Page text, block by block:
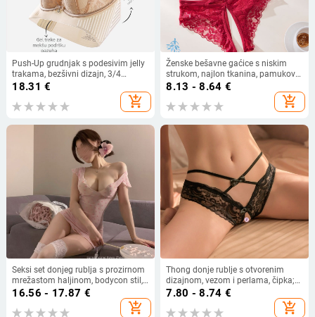
Push-Up grudnjak s podesivim jelly
trakama, bezšivni dizajn, 3/4
košarica, bez metalnih obruča,
18.31 €
add_shopping_cart
Ženske bešavne gaćice s niskim
strukom, najlon tkanina, pamukova
podstava
8.13 - 8.64 €
add_shopping_cart
Seksi set donjeg rublja s prozirnom
mrežastom haljinom, bodycon stil,
90–95% poliester
16.56 - 17.87 €
add_shopping_cart
Thong donje rublje s otvorenim
dizajnom, vezom i perlama, čipka;
glavni materijal: poliester 80–90%
7.80 - 8.74 €
add_shopping_cart